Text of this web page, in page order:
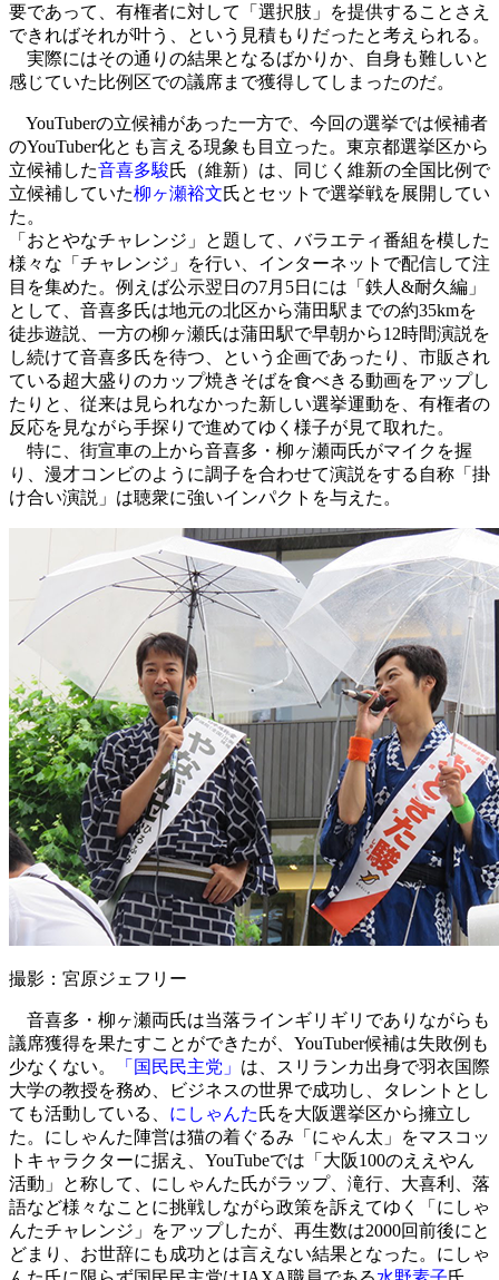
要であって、有権者に対して「選択肢」を提供することさえ
できればそれが叶う、という見積もりだったと考えられる。
実際にはその通りの結果となるばかりか、自身も難しいと
感じていた比例区での議席まで獲得してしまったのだ。
YouTuberの立候補があった一方で、今回の選挙では候補者
のYouTuber化とも言える現象も目立った。東京都選挙区から
立候補した音喜多駿氏（維新）は、同じく維新の全国比例で
立候補していた柳ヶ瀬裕文氏とセットで選挙戦を展開してい
た。
「おとやなチャレンジ」と題して、バラエティ番組を模した
様々な「チャレンジ」を行い、インターネットで配信して注
目を集めた。例えば公示翌日の7月5日には「鉄人&耐久編」
として、音喜多氏は地元の北区から蒲田駅までの約35kmを
徒歩遊説、一方の柳ヶ瀬氏は蒲田駅で早朝から12時間演説を
し続けて音喜多氏を待つ、という企画であったり、市販され
ている超大盛りのカップ焼きそばを食べきる動画をアップし
たりと、従来は見られなかった新しい選挙運動を、有権者の
反応を見ながら手探りで進めてゆく様子が見て取れた。
特に、街宣車の上から音喜多・柳ヶ瀬両氏がマイクを握
り、漫才コンビのように調子を合わせて演説をする自称「掛
け合い演説」は聴衆に強いインパクトを与えた。
撮影：宮原ジェフリー
音喜多・柳ヶ瀬両氏は当落ラインギリギリでありながらも
議席獲得を果たすことができたが、YouTuber候補は失敗例も
少なくない。
「国民民主党」 は、スリランカ出身で羽衣国際
大学の教授を務め、ビジネスの世界で成功し、タレントとし
ても活動している、 にしゃんた氏を大阪選挙区から擁立し
た。にしゃんた陣営は猫の着ぐるみ「にゃん太」をマスコッ
トキャラクターに据え、YouTubeでは「大阪100のええやん
活動」と称して、にしゃんた氏がラップ、滝行、大喜利、落
語など様々なことに挑戦しながら政策を訴えてゆく「にしゃ
んたチャレンジ」をアップしたが、再生数は2000回前後にと
どまり、お世辞にも成功とは言えない結果となった。にしゃ